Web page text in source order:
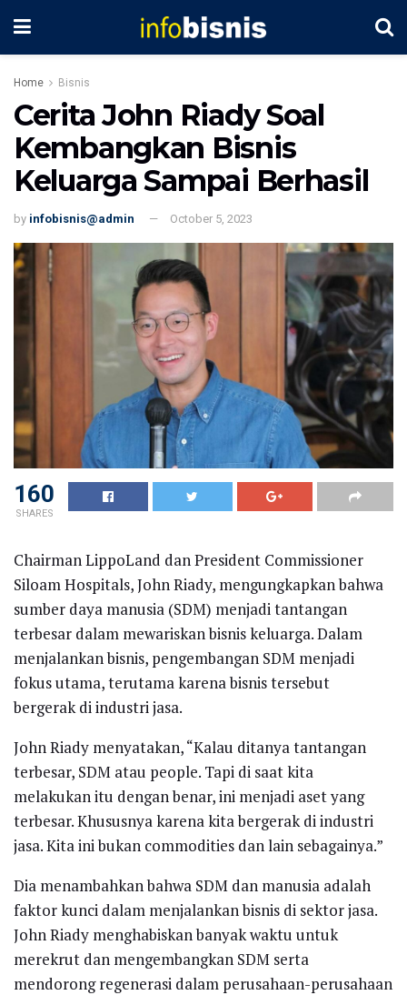
Home Bisnis
Cerita John Riady Soal
Kembangkan Bisnis
Keluarga Sampai Berhasil
by infobisnis@admin October 5, 2023
160
SHARES
Chairman LippoLand dan President Commissioner
Siloam Hospitals, John Riady, mengungkapkan bahwa
sumber daya manusia (SDM) menjadi tantangan
terbesar dalam mewariskan bisnis keluarga. Dalam
menjalankan bisnis, pengembangan SDM menjadi
fokus utama, terutama karena bisnis tersebut
bergerak di industri jasa.
John Riady menyatakan, “Kalau ditanya tantangan
terbesar, SDM atau people. Tapi di saat kita
melakukan itu dengan benar, ini menjadi aset yang
terbesar. Khususnya karena kita bergerak di industri
jasa. Kita ini bukan commodities dan lain sebagainya.”
Dia menambahkan bahwa SDM dan manusia adalah
faktor kunci dalam menjalankan bisnis di sektor jasa.
John Riady menghabiskan banyak waktu untuk
merekrut dan mengembangkan SDM serta
mendorong regenerasi dalam perusahaan-perusahaan